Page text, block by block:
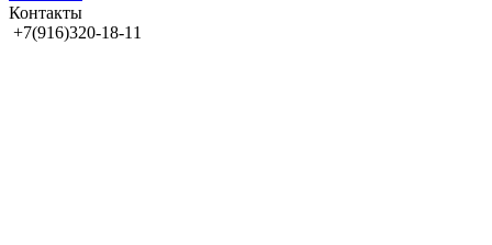
Контакты
+7(916)320-18-11